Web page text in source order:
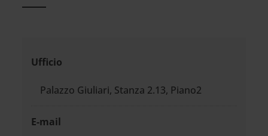
Informazioni
contatto
Ufficio
Palazzo Giuliari, Stanza 2.13, Piano2
E-mail